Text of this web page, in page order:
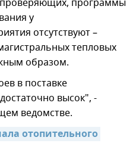
программы
у
отсутствуют –
тепловых
образом.
в поставке
высок", -
ведомстве.
отопительного